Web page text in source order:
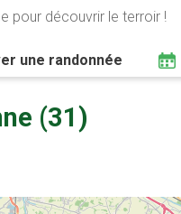
pour découvrir le terroir !
une randonnée
(31)